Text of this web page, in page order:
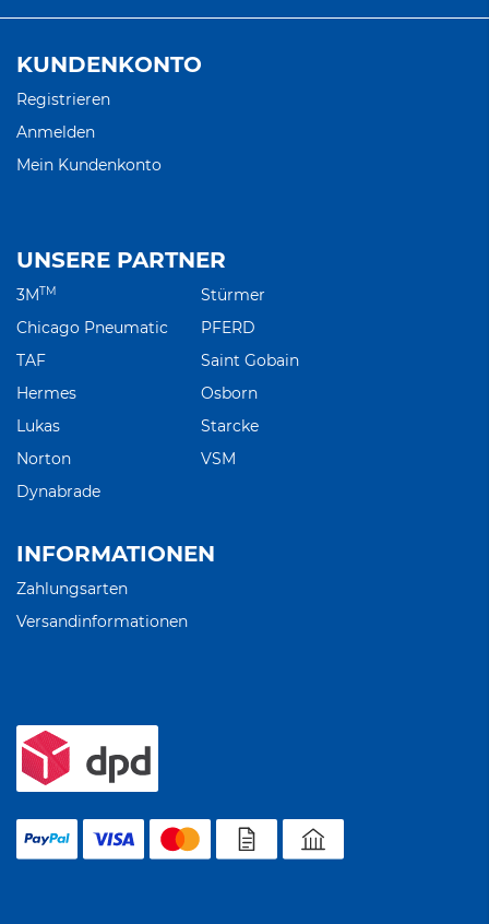
KUNDENKONTO
Registrieren
Anmelden
Mein Kundenkonto
UNSERE PARTNER
3MTM
Chicago Pneumatic
TAF
Hermes
Lukas
Norton
Dynabrade
Stürmer
PFERD
Saint Gobain
Osborn
Starcke
VSM
INFORMATIONEN
Zahlungsarten
Versandinformationen